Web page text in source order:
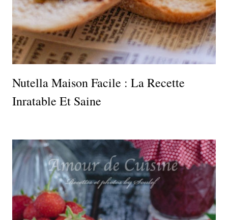
Nutella Maison Facile : La Recette
Inratable Et Saine